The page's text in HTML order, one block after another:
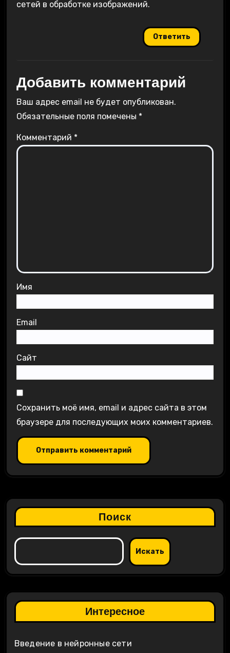
сетей в обработке изображений.
Ответить
Добавить комментарий
Ваш адрес email не будет опубликован.
Обязательные поля помечены *
Комментарий *
Имя
Email
Сайт
Сохранить моё имя, email и адрес сайта в этом
браузере для последующих моих комментариев.
Поиск
Искать
Интересное
Введение в нейронные сети